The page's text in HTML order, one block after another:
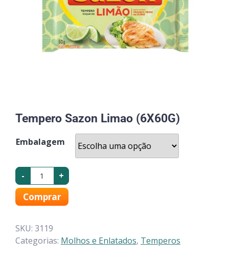
Tempero Sazon Limao (6X60G)
Embalagem
- +
Comprar
SKU: 3119
Categorias: Molhos e Enlatados, Temperos